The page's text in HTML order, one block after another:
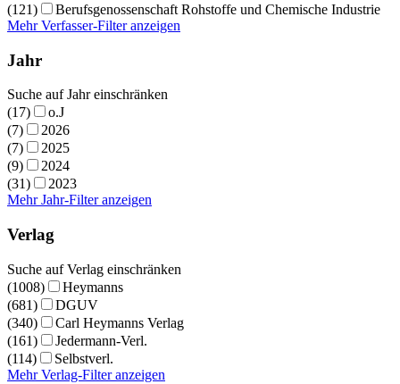
(121)
Berufsgenossenschaft Rohstoffe und Chemische Industrie
Mehr Verfasser-Filter anzeigen
Jahr
Suche auf Jahr einschränken
(17)
o.J
(7)
2026
(7)
2025
(9)
2024
(31)
2023
Mehr Jahr-Filter anzeigen
Verlag
Suche auf Verlag einschränken
(1008)
Heymanns
(681)
DGUV
(340)
Carl Heymanns Verlag
(161)
Jedermann-Verl.
(114)
Selbstverl.
Mehr Verlag-Filter anzeigen